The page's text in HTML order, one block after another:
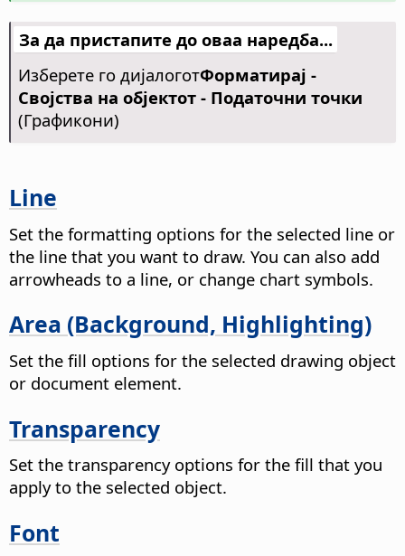
За да пристапите до оваа наредба...
Изберете го дијалоготФорматирај -
Својства на објектот - Податочни точки
(Графикони)
Line
Set the formatting options for the selected line or
the line that you want to draw. You can also add
arrowheads to a line, or change chart symbols.
Area (Background, Highlighting)
Set the fill options for the selected drawing object
or document element.
Transparency
Set the transparency options for the fill that you
apply to the selected object.
Font